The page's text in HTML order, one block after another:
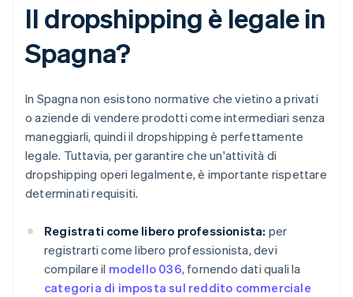
Il dropshipping è legale in
Spagna?
In Spagna non esistono normative che vietino a privati
o aziende di vendere prodotti come intermediari senza
maneggiarli, quindi il dropshipping è perfettamente
legale. Tuttavia, per garantire che un'attività di
dropshipping operi legalmente, è importante rispettare
determinati requisiti.
Registrati come libero professionista: per
registrarti come libero professionista, devi
compilare il modello 036, fornendo dati quali la
categoria di imposta sul reddito commerciale